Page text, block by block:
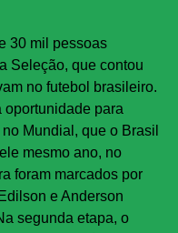
30 mil pessoas
Seleção, que contou
no futebol brasileiro.
para
Mundial, que o Brasil
mesmo ano, no
foram marcados por
e Anderson
segunda etapa, o